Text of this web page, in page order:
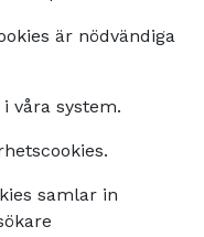
är nödvändiga
våra system.
samlar in